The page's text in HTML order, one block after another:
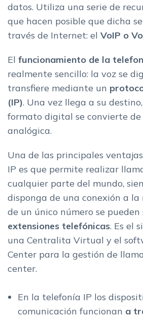
datos. Utiliza una serie de
que hacen posible que dicha
través de Internet: el VoIP o
El funcionamiento de la
realmente sencillo: la voz se
transfiere mediante un
(IP). Una vez llega a su
formato digital se convierte
analógica.
Una de las principales
IP es que permite realizar
cualquier parte del mundo,
disponga de una conexión a
de un único número se pueden
extensiones telefónicas. Es el
una Centralita Virtual y el
Center para la gestión de
center.
En la telefonía IP los
comunicación funcionan a